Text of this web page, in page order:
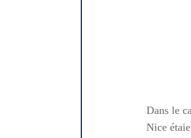
Dans le
Nice